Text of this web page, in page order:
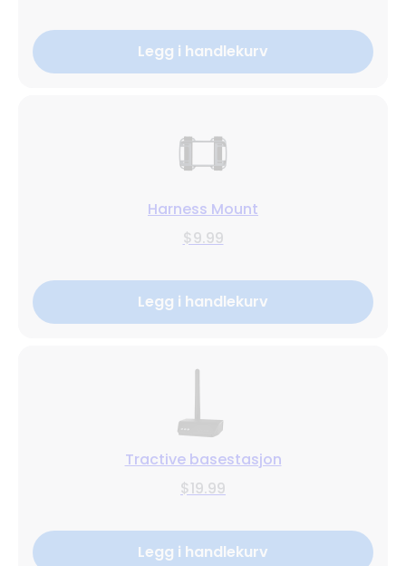
Legg i handlekurv
Harness Mount
$9.99
Legg i handlekurv
Tractive basestasjon
$19.99
Legg i handlekurv